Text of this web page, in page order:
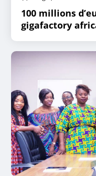
100 millions
gigafactory